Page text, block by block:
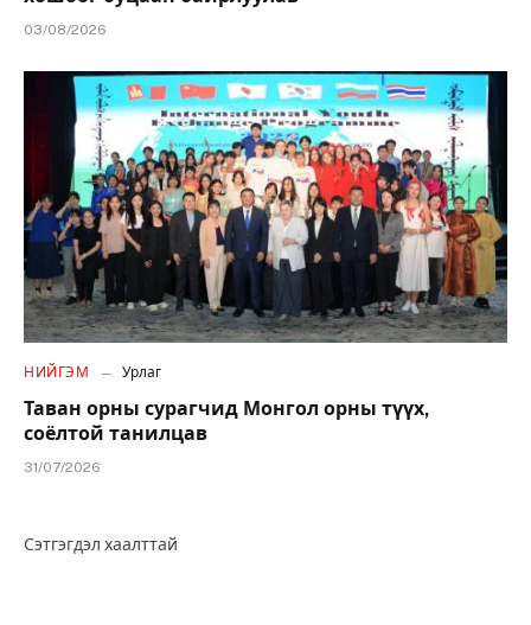
03/08/2026
НИЙГЭМ Урлаг
Таван орны сурагчид Монгол орны түүх,
соёлтой танилцав
31/07/2026
Сэтгэгдэл хаалттай